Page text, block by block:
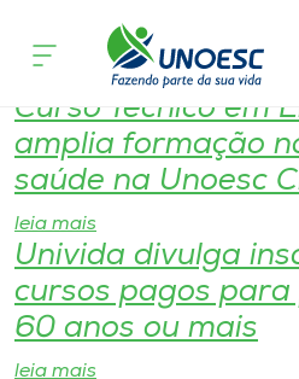
Cursos
Onde estamos
Pesquisa
Atendimento ao Estudante
Portal de Ensino
Página de
categorias
Curso Técnico em
amplia formação
saúde na Unoesc
leia mais
Univida divulga
cursos pagos para
60 anos ou mais
leia mais